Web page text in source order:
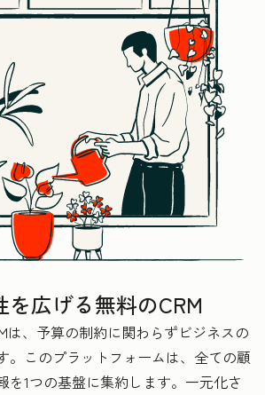
広げる無料のCRM
は、予算の制約に関わらずビジネスの
。このプラットフォームは、全ての顧
を1つの基盤に集約します。一元化さ